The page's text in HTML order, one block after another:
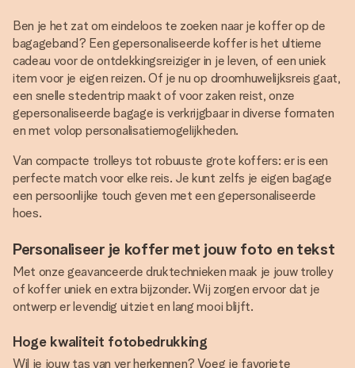
Ben je het zat om eindeloos te zoeken naar je koffer op de
bagageband? Een gepersonaliseerde koffer is het ultieme
cadeau voor de ontdekkingsreiziger in je leven, of een uniek
item voor je eigen reizen. Of je nu op droomhuwelijksreis gaat,
een snelle stedentrip maakt of voor zaken reist, onze
gepersonaliseerde bagage is verkrijgbaar in diverse formaten
en met volop personalisatiemogelijkheden.
Van compacte trolleys tot robuuste grote koffers: er is een
perfecte match voor elke reis. Je kunt zelfs je eigen bagage
een persoonlijke touch geven met een gepersonaliseerde
hoes.
Personaliseer je koffer met jouw foto en tekst
Met onze geavanceerde druktechnieken maak je jouw trolley
of koffer uniek en extra bijzonder. Wij zorgen ervoor dat je
ontwerp er levendig uitziet en lang mooi blijft.
Hoge kwaliteit fotobedrukking
Wil je jouw tas van ver herkennen? Voeg je favoriete